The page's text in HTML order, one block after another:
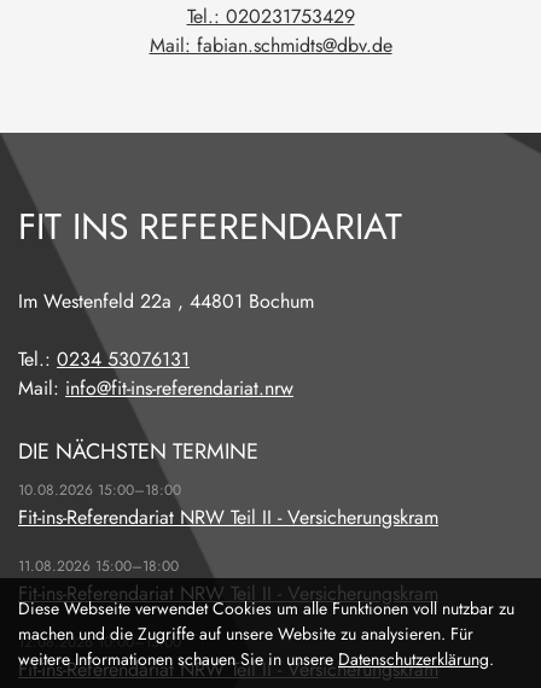
Tel.: 020231753429
Mail: fabian.schmidts@dbv.de
FIT INS REFERENDARIAT
Im Westenfeld 22a , 44801 Bochum
Tel.: 0234 53076131
Mail: info@fit-ins-referendariat.nrw
DIE NÄCHSTEN TERMINE
10.08.2026 15:00–18:00
Fit-ins-Referendariat NRW Teil II - Versicherungskram
11.08.2026 15:00–18:00
Fit-ins-Referendariat NRW Teil II - Versicherungskram
12.08.2026 10:00–13:00
Fit-ins-Referendariat NRW Teil II - Versicherungskram
Diese Webseite verwendet Cookies um alle Funktionen voll nutzbar zu
machen und die Zugriffe auf unsere Website zu analysieren. Für
weitere Informationen schauen Sie in unsere Datenschutzerklärung.